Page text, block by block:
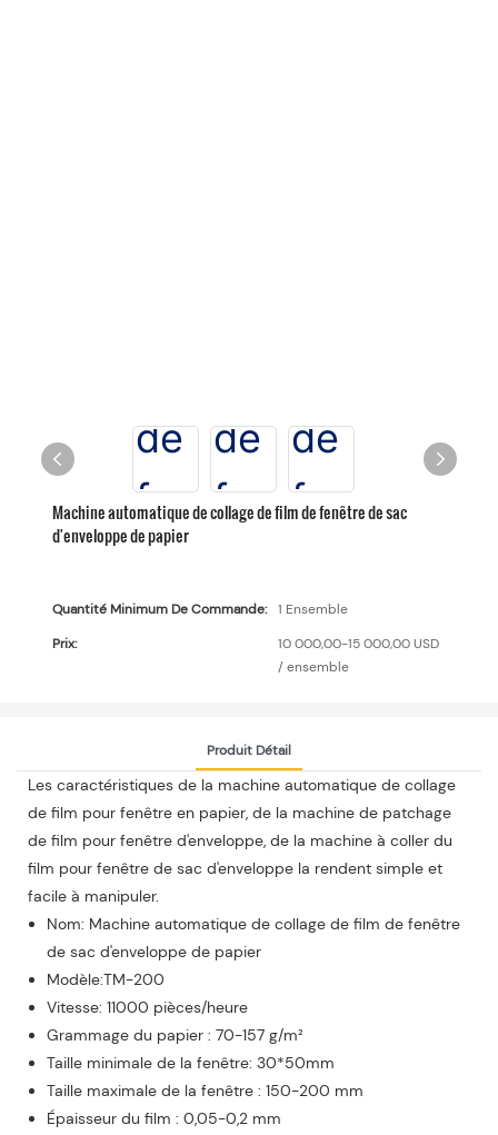
Machine automatique de collage de film de fenêtre de sac
d'enveloppe de papier
Quantité Minimum De Commande:
1 Ensemble
Prix:
10 000,00-15 000,00 USD
/ ensemble
Produit Détail
Les caractéristiques de la machine automatique de collage
de film pour fenêtre en papier, de la machine de patchage
de film pour fenêtre d'enveloppe, de la machine à coller du
film pour fenêtre de sac d'enveloppe la rendent simple et
facile à manipuler.
Nom: Machine automatique de collage de film de fenêtre
de sac d'enveloppe de papier
Modèle:TM-200
Vitesse: 11000 pièces/heure
Grammage du papier : 70-157 g/m²
Taille minimale de la fenêtre: 30*50mm
Taille maximale de la fenêtre : 150-200 mm
Épaisseur du film : 0,05-0,2 mm